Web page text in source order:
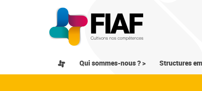
Qui sommes-nous ? > Structures